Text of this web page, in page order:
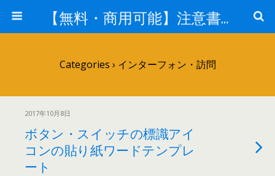
【無料・商用可能】注意書き・張り紙テンプレート【ポスター対応】
Categories › インターフォン・訪問
2017年10月8日
ボタン・スイッチの標識アイ
コンの貼り紙ワードテンプレ
ート